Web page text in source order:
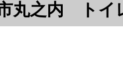
市丸之内 ト